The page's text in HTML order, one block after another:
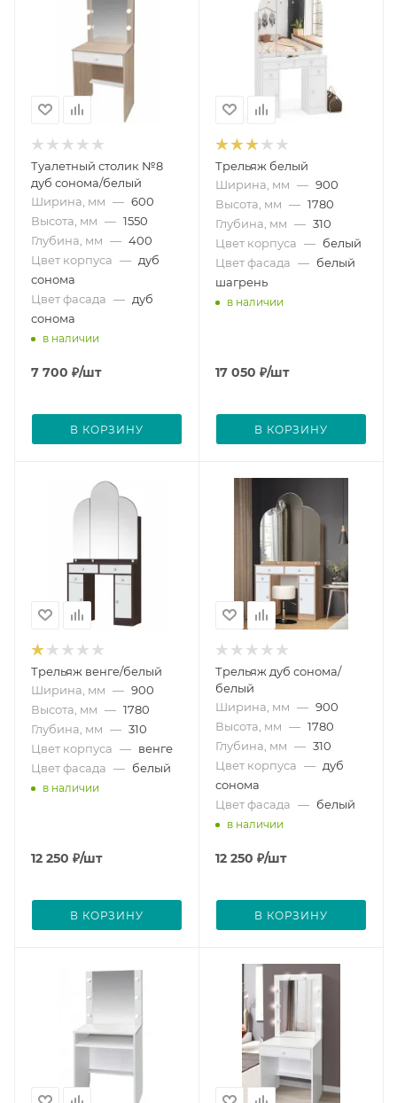
Туалетный столик №8
дуб сонома/белый
Ширина, мм — 600
Высота, мм — 1550
Глубина, мм — 400
Цвет корпуса — дуб
сонома
Цвет фасада — дуб
сонома
в наличии
7 700 ₽/шт
В КОРЗИНУ
Трельяж белый
Ширина, мм — 900
Высота, мм — 1780
Глубина, мм — 310
Цвет корпуса — белый
Цвет фасада — белый
шагрень
в наличии
17 050 ₽/шт
В КОРЗИНУ
Трельяж венге/белый
Ширина, мм — 900
Высота, мм — 1780
Глубина, мм — 310
Цвет корпуса — венге
Цвет фасада — белый
в наличии
12 250 ₽/шт
В КОРЗИНУ
Трельяж дуб сонома/
белый
Ширина, мм — 900
Высота, мм — 1780
Глубина, мм — 310
Цвет корпуса — дуб
сонома
Цвет фасада — белый
в наличии
12 250 ₽/шт
В КОРЗИНУ